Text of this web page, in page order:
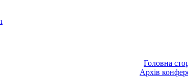
Головна
Архів